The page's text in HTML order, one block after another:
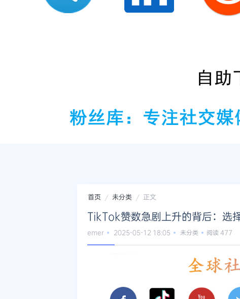
首页 未分类 正文
TikTok赞数急剧上升的背后：选
emer 2025-05-12 18:05 未分类 阅读 477